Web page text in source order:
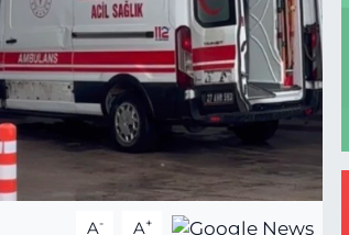
A- A+